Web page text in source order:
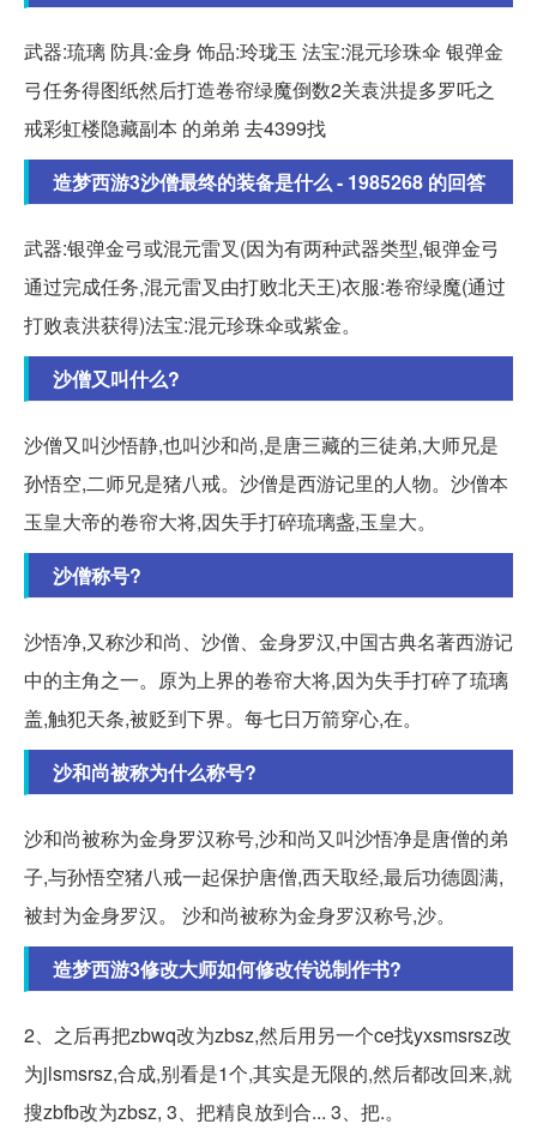
武器:琉璃 防具:金身 饰品:玲珑玉 法宝:混元珍珠伞 银弹金
弓任务得图纸然后打造卷帘绿魔倒数2关袁洪提多罗吒之
戒彩虹楼隐藏副本 的弟弟 去4399找
造梦西游3沙僧最终的装备是什么 - 1985268 的回答
武器:银弹金弓或混元雷叉(因为有两种武器类型,银弹金弓
通过完成任务,混元雷叉由打败北天王)衣服:卷帘绿魔(通过
打败袁洪获得)法宝:混元珍珠伞或紫金。
沙僧又叫什么?
沙僧又叫沙悟静,也叫沙和尚,是唐三藏的三徒弟,大师兄是
孙悟空,二师兄是猪八戒。沙僧是西游记里的人物。沙僧本
玉皇大帝的卷帘大将,因失手打碎琉璃盏,玉皇大。
沙僧称号?
沙悟净,又称沙和尚、沙僧、金身罗汉,中国古典名著西游记
中的主角之一。原为上界的卷帘大将,因为失手打碎了琉璃
盖,触犯天条,被贬到下界。每七日万箭穿心,在。
沙和尚被称为什么称号?
沙和尚被称为金身罗汉称号,沙和尚又叫沙悟净是唐僧的弟
子,与孙悟空猪八戒一起保护唐僧,西天取经,最后功德圆满,
被封为金身罗汉。 沙和尚被称为金身罗汉称号,沙。
造梦西游3修改大师如何修改传说制作书?
2、之后再把zbwq改为zbsz,然后用另一个ce找yxsmsrsz改
为jlsmsrsz,合成,别看是1个,其实是无限的,然后都改回来,就
搜zbfb改为zbsz, 3、把精良放到合... 3、把.。